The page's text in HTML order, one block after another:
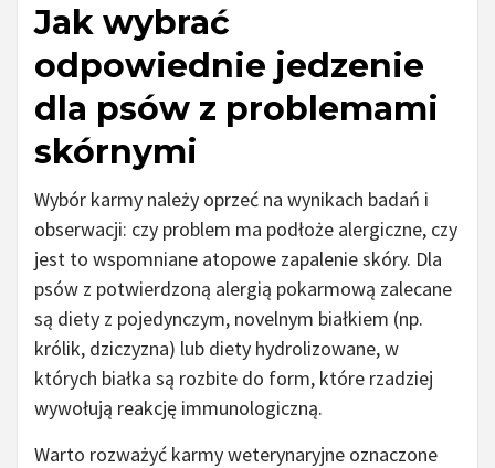
Jak wybrać
odpowiednie jedzenie
dla psów z problemami
skórnymi
Wybór karmy należy oprzeć na wynikach badań i
obserwacji: czy problem ma podłoże alergiczne, czy
jest to wspomniane atopowe zapalenie skóry. Dla
psów z potwierdzoną alergią pokarmową zalecane
są diety z pojedynczym, novelnym białkiem (np.
królik, dziczyzna) lub diety hydrolizowane, w
których białka są rozbite do form, które rzadziej
wywołują reakcję immunologiczną.
Warto rozważyć karmy weterynaryjne oznaczone